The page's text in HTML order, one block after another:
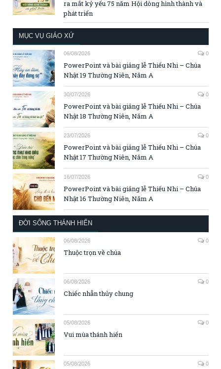
ra mắt kỷ yếu 75 năm Hội dòng hình thành và
phát triển
MỤC VỤ GIÁO XỨ
06/08/2026 0
PowerPoint và bài giảng lễ Thiếu Nhi – Chúa
Nhật 19 Thường Niên, Năm A
30/07/2026 0
PowerPoint và bài giảng lễ Thiếu Nhi – Chúa
Nhật 18 Thường Niên, Năm A
23/07/2026 0
PowerPoint và bài giảng lễ Thiếu Nhi – Chúa
Nhật 17 Thường Niên, Năm A
16/07/2026 0
PowerPoint và bài giảng lễ Thiếu Nhi – Chúa
Nhật 16 Thường Niên, Năm A
ĐỜI SỐNG THÁNH HIẾN
06/08/2026 0
Thuộc trọn về chúa
06/08/2026 0
Chiếc nhẫn thủy chung
05/08/2026 0
Vui mùa thánh hiến
05/08/2026 0